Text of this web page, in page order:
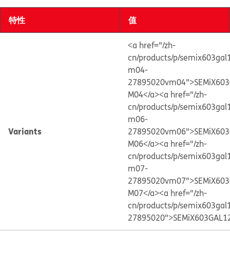
特性 值
Variants
<a href="/zh-
cn/products/p/
m04-
M04</a><a href="/zh-
cn/products/p/
m06-
M06</a><a href="/zh-
cn/products/p/
m07-
M07</a><a href="/zh-
cn/products/p/